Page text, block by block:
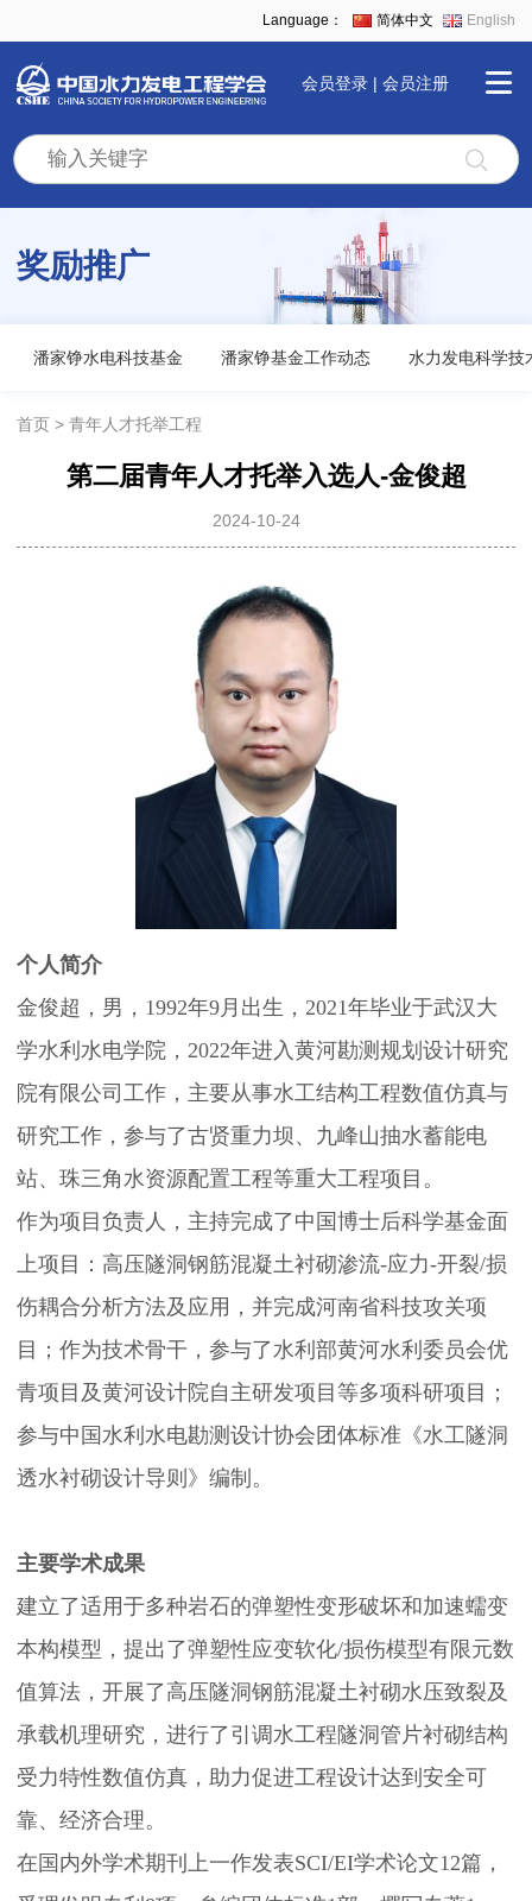
Language： 简体中文 English
会员登录 | 会员注册
页
学
决
广
学
术
交
流
国
合
作
学
普
奖励推广
潘家铮水电科技基金 潘家铮基金工作动态 水力发电科学
首页 青年人才托举工程
第二届青年人才托举入选人-金俊超
2024-10-24
个人简介
金俊超，男，1992年9月出生，2021年毕业于武汉大
学水利水电学院，2022年进入黄河勘测规划设计研究
院有限公司工作，主要从事水工结构工程数值仿真与
研究工作，参与了古贤重力坝、九峰山抽水蓄能电
站、珠三角水资源配置工程等重大工程项目。
作为项目负责人，主持完成了中国博士后科学基金面
上项目：高压隧洞钢筋混凝土衬砌渗流-应力-开裂/损
伤耦合分析方法及应用，并完成河南省科技攻关项
目；作为技术骨干，参与了水利部黄河水利委员会优
青项目及黄河设计院自主研发项目等多项科研项目；
参与中国水利水电勘测设计协会团体标准《水工隧洞
透水衬砌设计导则》编制。
主要学术成果
建立了适用于多种岩石的弹塑性变形破坏和加速蠕变
本构模型，提出了弹塑性应变软化/损伤模型有限元数
值算法，开展了高压隧洞钢筋混凝土衬砌水压致裂及
承载机理研究，进行了引调水工程隧洞管片衬砌结构
受力特性数值仿真，助力促进工程设计达到安全可
靠、经济合理。
在国内外学术期刊上一作发表SCI/EI学术论文12篇，